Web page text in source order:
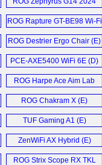
Gaming Laptop (E)
ROG Rapture GT-BE98 Wi-Fi
7 (E)
ROG Destrier Ergo Chair (E)
PCE-AXE5400 WiFi 6E (D)
ROG Harpe Ace Aim Lab
Edition (E)
ROG Chakram X (E)
TUF Gaming A1 (E)
ZenWiFi AX Hybrid (E)
ROG Strix Scope RX TKL